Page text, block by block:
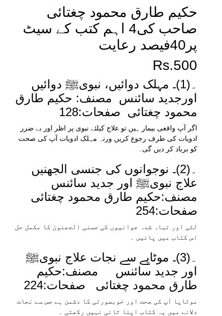
حکیم طارق محمود چغتائی
صاحب کی4 اہم کتب کے سیٹ
پر40فیصد رعایت
Rs.500
۔(1)۔ مہلک دوائیں، نبویﷺ دوائیں
اورجدید سائنس مصنف: حکیم طارق
محمود چغتائی صفحات:128
اگر آپ واقعی بیمار ہیں تو علاج کیلئے نبوی پر اظر اور بے ضرر
ادویات کی طرف رجوع کریں ورنہ مہلک ادویات آپ کی صحت
کو برباد کر دیں گی۔
۔(2)۔ نوجوانوں کی جنسی الجھنیں
علاج نبویﷺ اور جدید سائنس
مصنف:حکیم طارق محمود چغتائی
صفحات:254
لٹی اور تباہ شدہ جوانیوں کی جسنی الجھنون کا مکمل حل
اس کتاب میں پائیں ۔
۔(3)۔ موٹاپے سے نجات علاج نبویﷺ
اور جدید سائنس مصنف:حکیم
طارق محمود چغتائی صفحات:224
موٹاپا آپ کی صحت اور خوبصورتی کا دشمن ہے جس سے نجات
دلانے میں یہ کتاب اپنا ثانی نہیں رکھتی ۔